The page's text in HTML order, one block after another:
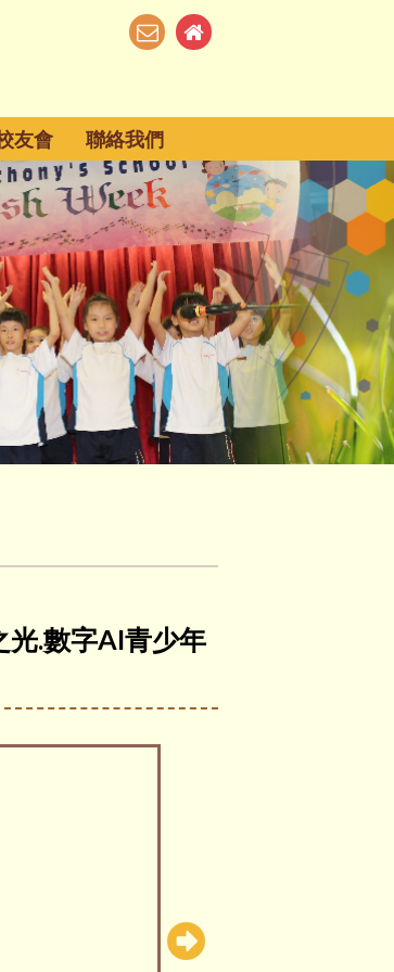
友會 聯絡我們
光.數字AI青少年